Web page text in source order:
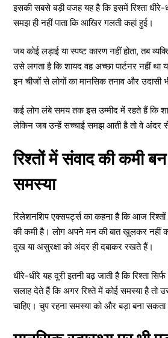
इसकी सबसे बड़ी वजह यह है कि इसमें रिश्ता धीरे-
समझ ही नहीं पाता कि आखिर गलती कहां हुई।
जब कोई लड़ाई या स्पष्ट कारण नहीं होता, तब
उसे लगता है कि शायद वह अच्छा पार्टनर नहीं
इन चीजों से लोगों का मानसिक तनाव और उदासी
कई लोग लंबे समय तक इस उम्मीद में रहते हैं कि
लेकिन जब उन्हें सच्चाई समझ आती है तो वे अंदर
रिश्तों में संवाद की कमी बन
समस्या
रिलेशनशिप एक्सपर्ट्स का कहना है कि आज
की कमी है। लोग अपने मन की बात खुलकर नहीं
दुख या असुरक्षा को अंदर ही दबाकर रखते हैं।
धीरे-धीरे यह दूरी इतनी बढ़ जाती है कि रिश्ता
सलाह देते हैं कि अगर रिश्ते में कोई समस्या है तो
चाहिए। चुप रहना समस्या को और बड़ा बना सकता